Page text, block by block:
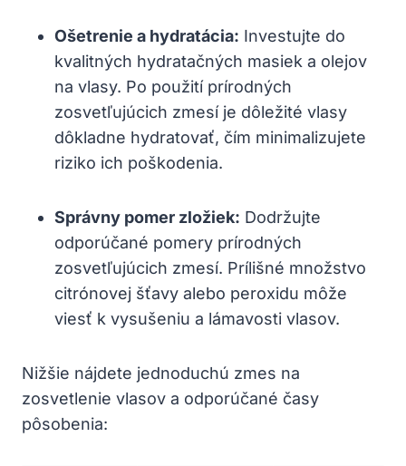
Ošetrenie a hydratácia: Investujte do
kvalitných hydratačných masiek a olejov
na vlasy. Po použití prírodných
zosvetľujúcich zmesí je dôležité vlasy
dôkladne hydratovať, čím minimalizujete
riziko ich poškodenia.
Správny pomer zložiek: Dodržujte
odporúčané pomery prírodných
zosvetľujúcich zmesí. Prílišné množstvo
citrónovej šťavy alebo peroxidu môže
viesť k vysušeniu a lámavosti vlasov.
Nižšie nájdete jednoduchú zmes na
zosvetlenie vlasov a odporúčané časy
pôsobenia: